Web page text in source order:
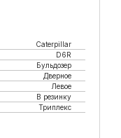
Caterpillar
D6R
Бульдозер
Дверное
Левое
В резинку
Триплекс